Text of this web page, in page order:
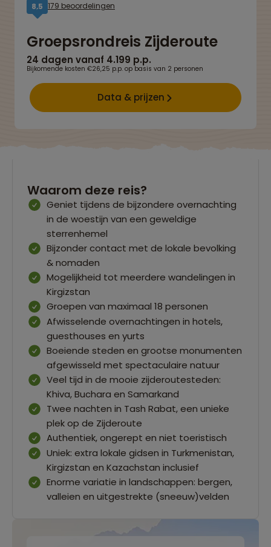
8,5 179 beoordelingen
Groepsrondreis Zijderoute
24 dagen vanaf 4.199 p.p.
Bijkomende kosten €26,25 p.p. op basis van 2 personen
Data & prijzen
Waarom deze reis?
Geniet tijdens de bijzondere overnachting
in de woestijn van een geweldige
sterrenhemel
Bijzonder contact met de lokale bevolking
& nomaden
Mogelijkheid tot meerdere wandelingen in
Kirgizstan
Groepen van maximaal 18 personen
Afwisselende overnachtingen in hotels,
guesthouses en yurts
Boeiende steden en grootse monumenten
afgewisseld met spectaculaire natuur
Veel tijd in de mooie zijderoutesteden:
Khiva, Buchara en Samarkand
Twee nachten in Tash Rabat, een unieke
plek op de Zijderoute
Authentiek, ongerept en niet toeristisch
Uniek: extra lokale gidsen in Turkmenistan,
Kirgizstan en Kazachstan inclusief
Enorme variatie in landschappen: bergen,
valleien en uitgestrekte (sneeuw)velden